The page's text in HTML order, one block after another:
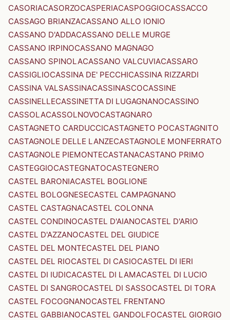
CASORIACASORZOCASPERIACASPOGGIOCASSACCO
CASSAGO BRIANZACASSANO ALLO IONIO
CASSANO D'ADDACASSANO DELLE MURGE
CASSANO IRPINOCASSANO MAGNAGO
CASSANO SPINOLACASSANO VALCUVIACASSARO
CASSIGLIOCASSINA DE' PECCHICASSINA RIZZARDI
CASSINA VALSASSINACASSINASCOCASSINE
CASSINELLECASSINETTA DI LUGAGNANOCASSINO
CASSOLACASSOLNOVOCASTAGNARO
CASTAGNETO CARDUCCICASTAGNETO POCASTAGNITO
CASTAGNOLE DELLE LANZECASTAGNOLE MONFERRATO
CASTAGNOLE PIEMONTECASTANACASTANO PRIMO
CASTEGGIOCASTEGNATOCASTEGNERO
CASTEL BARONIACASTEL BOGLIONE
CASTEL BOLOGNESECASTEL CAMPAGNANO
CASTEL CASTAGNACASTEL COLONNA
CASTEL CONDINOCASTEL D'AIANOCASTEL D'ARIO
CASTEL D'AZZANOCASTEL DEL GIUDICE
CASTEL DEL MONTECASTEL DEL PIANO
CASTEL DEL RIOCASTEL DI CASIOCASTEL DI IERI
CASTEL DI IUDICACASTEL DI LAMACASTEL DI LUCIO
CASTEL DI SANGROCASTEL DI SASSOCASTEL DI TORA
CASTEL FOCOGNANOCASTEL FRENTANO
CASTEL GABBIANOCASTEL GANDOLFOCASTEL GIORGIO